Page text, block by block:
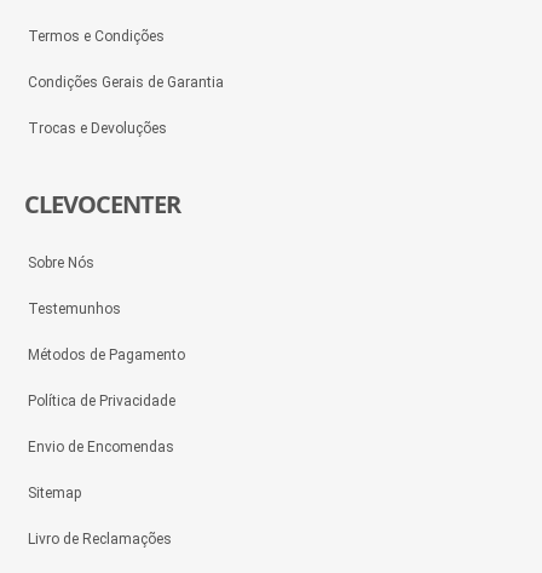
Termos e Condições
Condições Gerais de Garantia
Trocas e Devoluções
CLEVOCENTER
Sobre Nós
Testemunhos
Métodos de Pagamento
Política de Privacidade
Envio de Encomendas
Sitemap
Livro de Reclamações